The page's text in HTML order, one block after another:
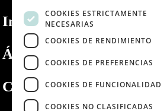
Información
Área privada
Contacto
COOKIES ESTRICTAMENTE
NECESARIAS
COOKIES DE RENDIMIENTO
COOKIES DE PREFERENCIAS
COOKIES DE FUNCIONALIDAD
COOKIES NO CLASIFICADAS